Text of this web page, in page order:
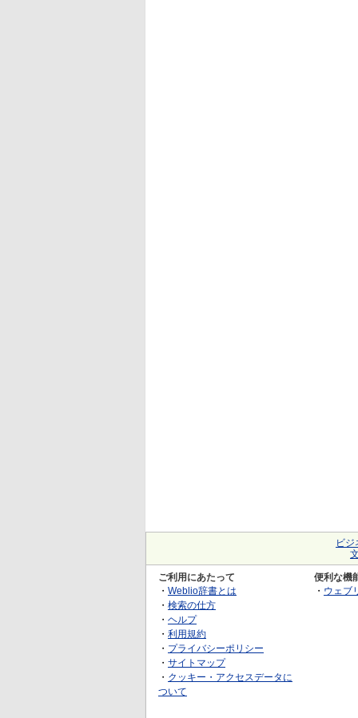
ビジ
ご利用にあたって
・ Weblio辞書とは
・ 検索の仕方
・ ヘルプ
・ 利用規約
・ プライバシーポリシー
・ サイトマップ
・ クッキー・アクセスデータに
ついて
便利な機
・ ウェブ